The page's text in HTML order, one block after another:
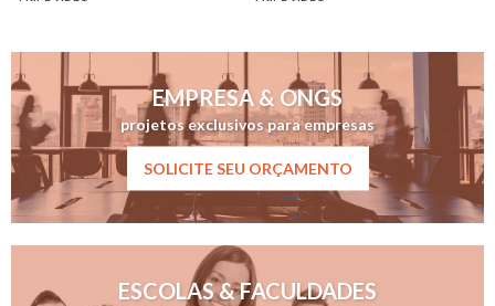
EMPRESA & ONGS
projetos exclusivos para empresas
SOLICITE SEU ORÇAMENTO
ESCOLAS & FACULDADES